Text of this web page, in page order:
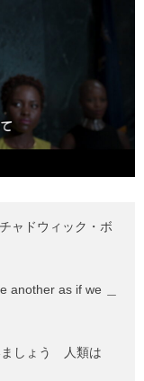
ャドウィック・ボ
another as if we ＿
ましょう 人類は